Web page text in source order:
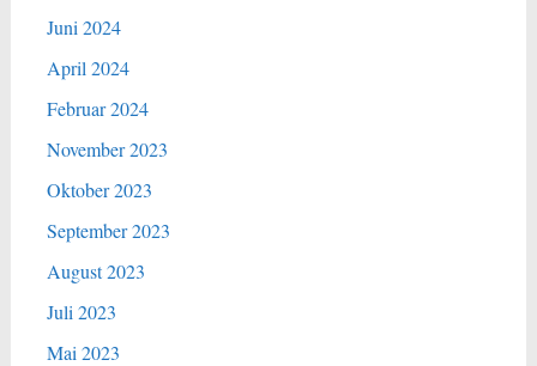
Juni 2024
April 2024
Februar 2024
November 2023
Oktober 2023
September 2023
August 2023
Juli 2023
Mai 2023